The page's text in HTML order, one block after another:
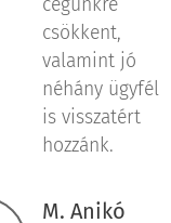
cégünkre
csökkent,
valamint jó
néhány ügyfél
is visszatért
hozzánk.
M. Anikó